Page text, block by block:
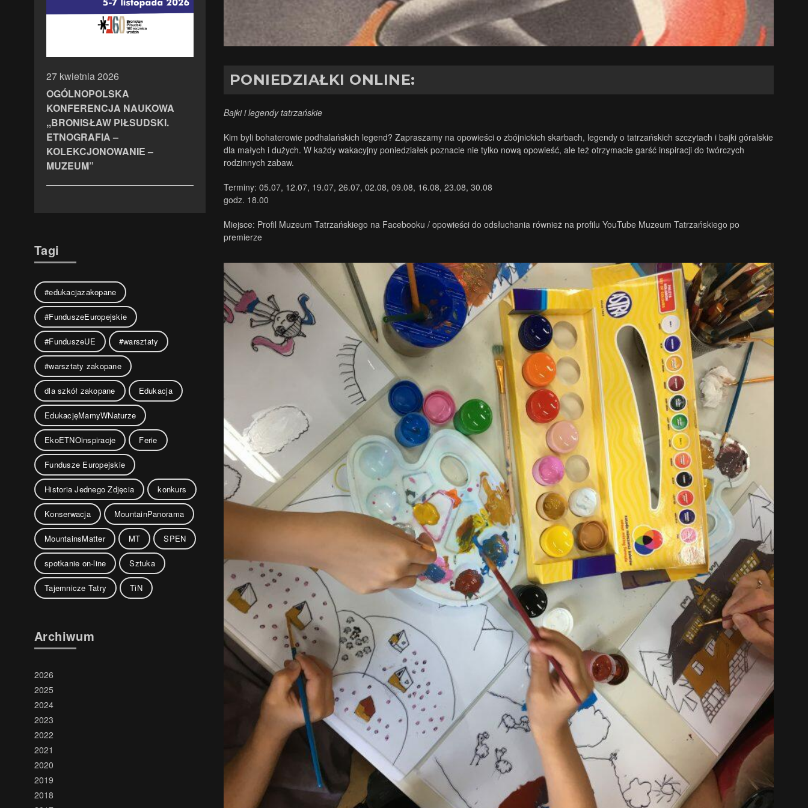
PONIEDZIAŁKI ONLINE:
Bajki i legendy tatrzańskie
Kim byli bohaterowie podhalańskich legend? Zapraszamy na opowieści o zbójnickich skarbach, legendy o tatrzańskich szczytach i bajki góralskie
dla małych i dużych. W każdy wakacyjny poniedziałek poznacie nie tylko nową opowieść, ale też otrzymacie garść inspiracji do twórczych
rodzinnych zabaw.
Terminy: 05.07, 12.07, 19.07, 26.07, 02.08, 09.08, 16.08, 23.08, 30.08
godz. 18.00
Miejsce: Profil Muzeum Tatrzańskiego na Facebooku / opowieści do odsłuchania również na profilu YouTube Muzeum Tatrzańskiego po
premierze
27 kwietnia 2026
OGÓLNOPOLSKA
KONFERENCJA NAUKOWA
,,BRONISŁAW PIŁSUDSKI.
ETNOGRAFIA –
KOLEKCJONOWANIE –
MUZEUM”
Tagi
#edukacjazakopane
#FunduszeEuropejskie
#FunduszeUE #warsztaty
#warsztaty zakopane
dla szkół zakopane Edukacja
EdukacjęMamyWNaturze
EkoETNOinspiracje Ferie
Fundusze Europejskie
Historia Jednego Zdjęcia konkurs
Konserwacja MountainPanorama
MountainsMatter MT SPEN
spotkanie on-line Sztuka
Tajemnicze Tatry TiN
Archiwum
2026
2025
2024
2023
2022
2021
2020
2019
2018